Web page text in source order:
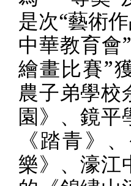
是次“藝術
中華教育會
繪畫比賽”
農子弟學校
園》、鏡平
《踏青》
樂》、濠江